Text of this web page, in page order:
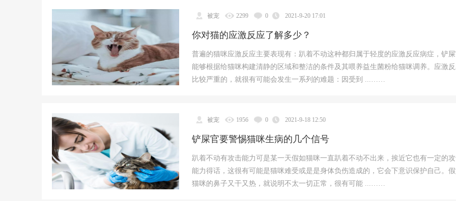
被宠 2299 0 2021-9-20 17:01
你对猫的应激反应了解多少？
普遍的猫咪应激反应主要表现有：趴着不动这种都归属于轻度的应激反应病症，铲
能够根据给猫咪构建清静的区域和整洁的条件及其喂养益生菌粉给猫咪调养。应激
比较严重的，就很有可能会发生一系列的难题：因受到 ...……
被宠 1956 0 2021-9-18 12:50
铲屎官要警惕猫咪生病的几个信号
趴着不动有攻击能力可是某一天假如猫咪一直趴着不动不出来，挨近它也有一定的
能力得话，这很有可能是猫咪难受或是是身体负伤造成的，它会下意识保护自己。
猫咪的鼻子又干又热，就说明不太一切正常，很有可能 ...……